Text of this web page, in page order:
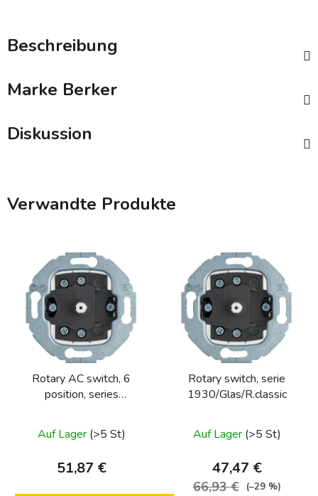
Beschreibung
Marke Berker
Diskussion
Verwandte Produkte
Rotary AC switch, 6
position, series
Auf Lager (>5 St)
51,87 €
Rotary switch, serie
1930/Glas/R.classic
Auf Lager (>5 St)
47,47 €
66,93 € (–29 %)